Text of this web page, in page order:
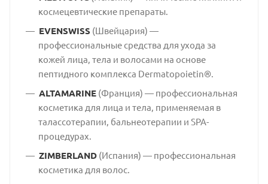
космецевтические препараты.
EVENSWISS (Швейцария) —
профессиональные средства для ухода за
кожей лица, тела и волосами на основе
пептидного комплекса Dermatopoietin®.
ALTAMARINE(Франция) — профессиональная
косметика для лица и тела, применяемая в
талассотерапии, бальнеотерапии и SPA-
процедурах.
ZIMBERLAND(Испания) — профессиональная
косметика для волос.